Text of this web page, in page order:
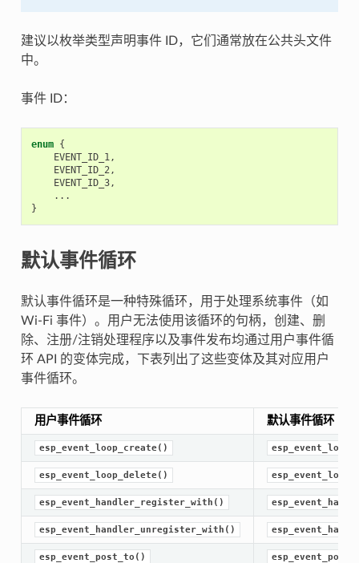
建议以枚举类型声明事件 ID，它们通常放在公共头文件
中。
事件 ID：
enum {
EVENT_ID_1,
EVENT_ID_2,
EVENT_ID_3,
...
}
默认事件循环
默认事件循环是一种特殊循环，用于处理系统事件（如
Wi-Fi 事件）。用户无法使用该循环的句柄，创建、删
除、注册/注销处理程序以及事件发布均通过用户事件循
环 API 的变体完成，下表列出了这些变体及其对应用户
事件循环。
用户事件循环 默认事件循环
esp_event_loop_create()
esp_event_loop_delete()
esp_event_handler_register_with()
esp_event_handler_unregister_with()
esp_event_post_to()